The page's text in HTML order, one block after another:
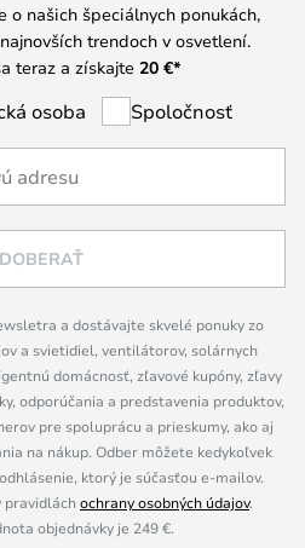
o našich špeciálnych ponukách,
trendoch v osvetlení.
teraz a získajte 20 €*
osoba Spoločnosť
a dostávajte skvelé ponuky zo
a svietidiel, ventilátorov, solárnych
domácnosť, zľavové kupóny, zľavy
odporúčania a predstavenia produktov,
pre spoluprácu a prieskumy, ako aj
na nákup. Odber môžete kedykoľvek
ktorý je súčasťou e-mailov.
pravidláchochrany osobných údajov.
objednávky je 249 €.